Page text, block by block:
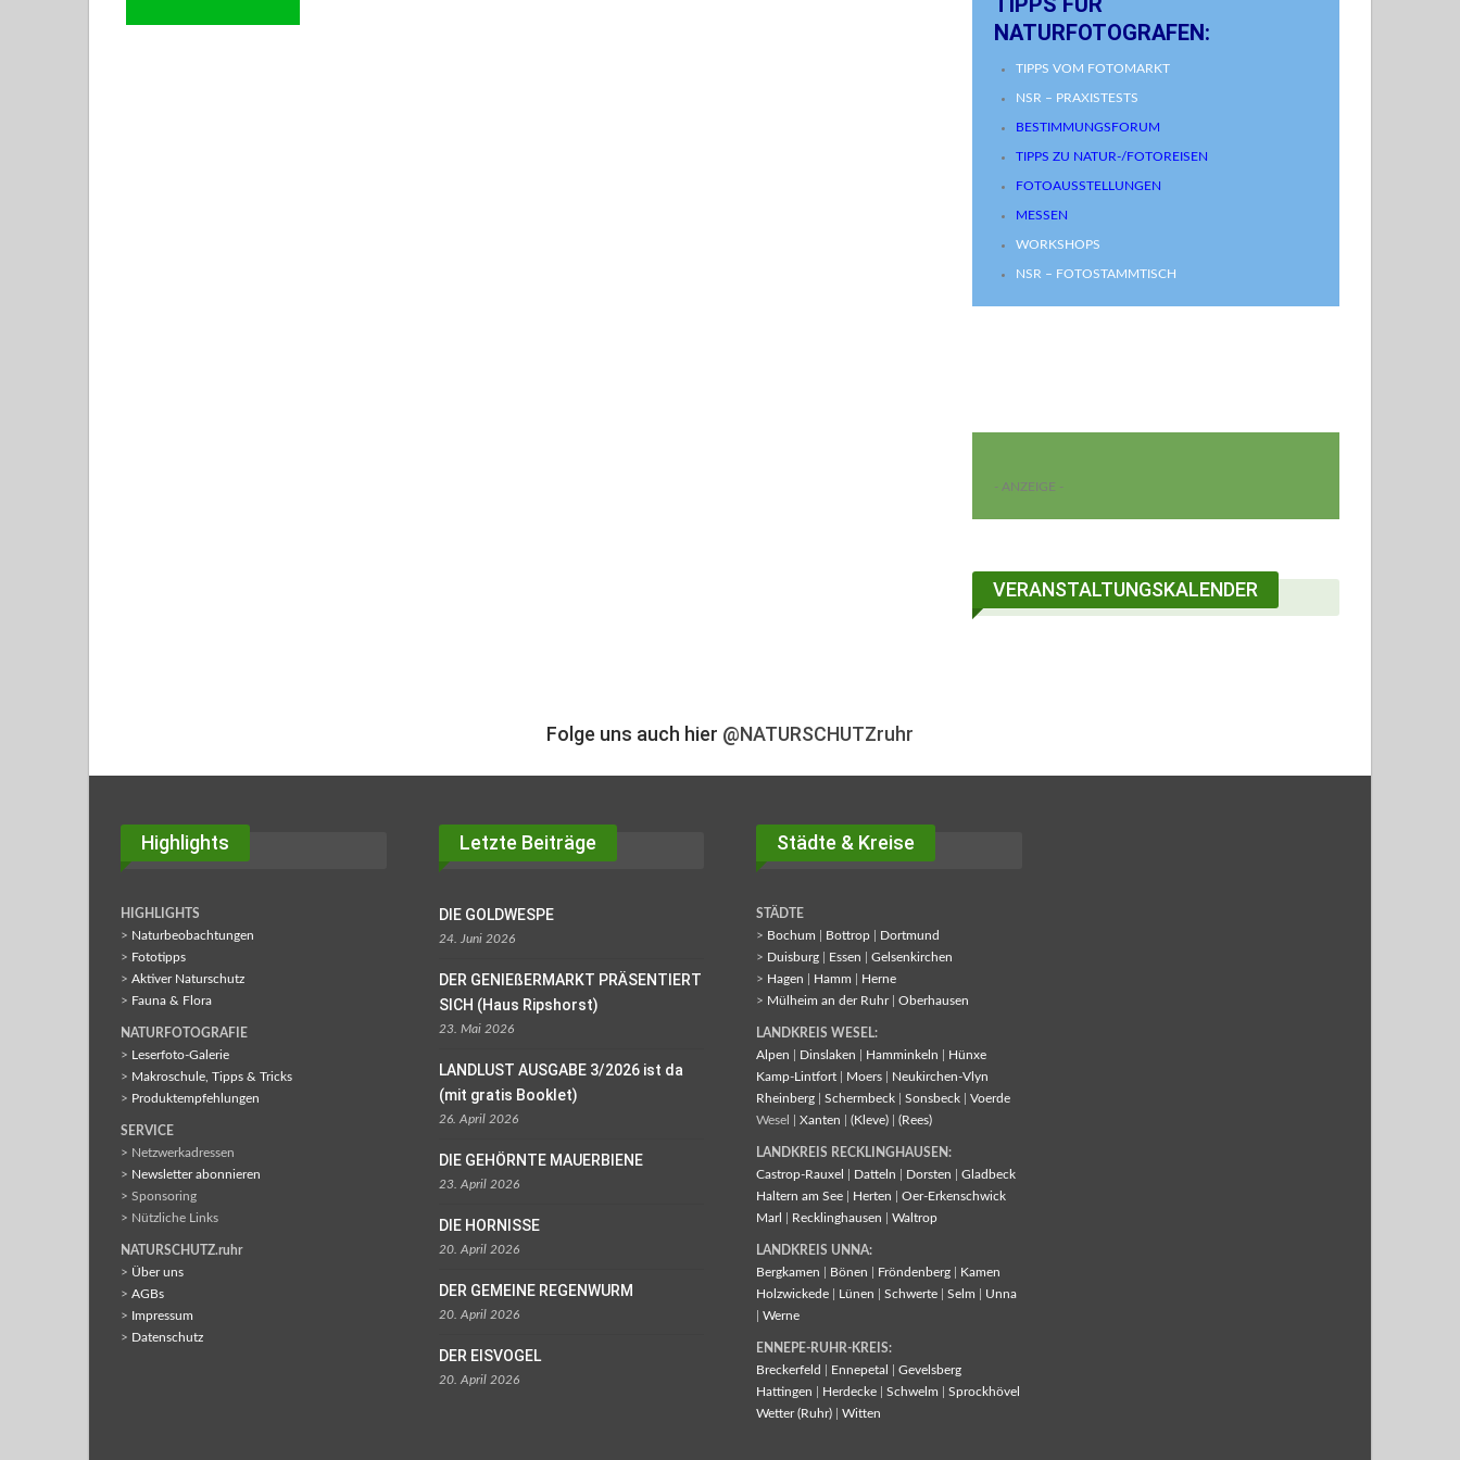
NATURFOTOGRAFEN:
TIPPS VOM FOTOMARKT
NSR – PRAXISTESTS
BESTIMMUNGSFORUM
TIPPS ZU NATUR-/FOTOREISEN
FOTOAUSSTELLUNGEN
MESSEN
WORKSHOPS
NSR – FOTOSTAMMTISCH
- ANZEIGE -
VERANSTALTUNGSKALENDER
Folge uns auch hier @NATURSCHUTZruhr
Highlights
HIGHLIGHTS
> Naturbeobachtungen
> Fototipps
> Aktiver Naturschutz
> Fauna & Flora
NATURFOTOGRAFIE
>
Leserfoto-Galerie
> Makroschule, Tipps & Tricks
> Produktempfehlungen
SERVICE
> Netzwerkadressen
> Newsletter abonnieren
> Sponsoring
> Nützliche Links
NATURSCHUTZ.ruhr
> Über uns
> AGBs
> Impressum
> Datenschutz
Letzte Beiträge
DIE GOLDWESPE
24. Juni 2026
DER GENIEßERMARKT PRÄSENTIERT
SICH (Haus Ripshorst)
23. Mai 2026
LANDLUST AUSGABE 3/2026 ist da
(mit gratis Booklet)
26. April 2026
DIE GEHÖRNTE MAUERBIENE
23. April 2026
DIE HORNISSE
20. April 2026
DER GEMEINE REGENWURM
20. April 2026
DER EISVOGEL
20. April 2026
Städte & Kreise
STÄDTE
> Bochum Bottrop
Dortmund
> Duisburg Essen
Gelsenkirchen
> Hagen Hamm
Herne
> Mülheim an der Ruhr| Oberhausen
LANDKREIS WESEL:
Alpen
Dinslaken Hamminkeln
Hünxe
Kamp-Lintfort
Moers
Neukirchen-Vlyn
Rheinberg
Schermbeck Sonsbeck
Voerde
Wesel | Xanten (Kleve) (Rees)
LANDKREIS RECKLINGHAUSEN:
Castrop-Rauxel
Datteln Dorsten
Gladbeck
Haltern am See
Herten
Oer-Erkenschwick
Marl
Recklinghausen Waltrop
LANDKREIS UNNA:
Bergkamen
Bönen Fröndenberg
Kamen
Holzwickede
Lünen Schwerte Selm
Unna
Werne
ENNEPE-RUHR-KREIS:
Breckerfeld
Ennepetal
Gevelsberg
Hattingen
Herdecke Schwelm
Sprockhövel
Wetter (Ruhr)
Witten